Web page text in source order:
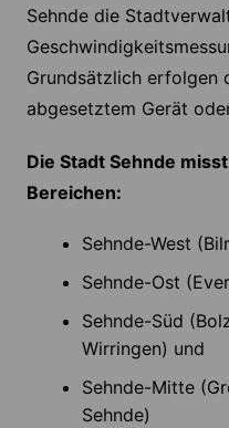
Sehnde die
Grundsätzlich erfolgen
abgesetztem Gerät
Die Stadt Sehnde
Bereichen:
Sehnde-West
Sehnde-Ost
Sehnde-Süd
Wirringen) und
Sehnde-Mitte
Sehnde)